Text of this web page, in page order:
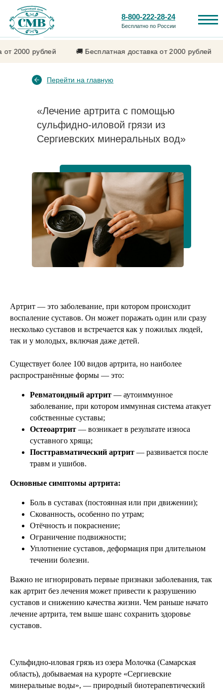
Каталог продукции Лечебные свойства
8-800-222-28-24
Бесплатно по России
рублей 🚚 Бесплатная доставка от 2000 рублей
«Лечение артрита с помощью
сульфидно‑иловой грязи из
Сергиевских минеральных вод»
Перейти на главную
Артрит — это заболевание, при котором происходит
воспаление суставов. Он может поражать один или сразу
несколько суставов и встречается как у пожилых людей,
так и у молодых, включая даже детей.
Существует более 100 видов артрита, но наиболее
распространённые формы — это:
Ревматоидный артрит — аутоиммунное
заболевание, при котором иммунная система атакует
собственные суставы;
Остеоартрит — возникает в результате износа
суставного хряща;
Посттравматический артрит — развивается после
травм и ушибов.
Основные симптомы артрита:
Боль в суставах (постоянная или при движении);
Скованность, особенно по утрам;
Отёчность и покраснение;
Ограничение подвижности;
Уплотнение суставов, деформация при длительном
течении болезни.
Важно не игнорировать первые признаки заболевания, так
как артрит без лечения может привести к разрушению
суставов и снижению качества жизни. Чем раньше начато
лечение артрита, тем выше шанс сохранить здоровье
суставов.
Сульфидно‑иловая грязь из озера Молочка (Самарская
область), добываемая на курорте «Сергиевские
минеральные воды», — природный биотерапевтический